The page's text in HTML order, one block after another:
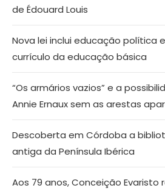
de Édouard Louis
Nova lei inclui educação política
currículo da educação básica
“Os armários vazios” e a
Annie Ernaux sem as arestas
Descoberta em Córdoba a
antiga da Península Ibérica
Aos 79 anos, Conceição